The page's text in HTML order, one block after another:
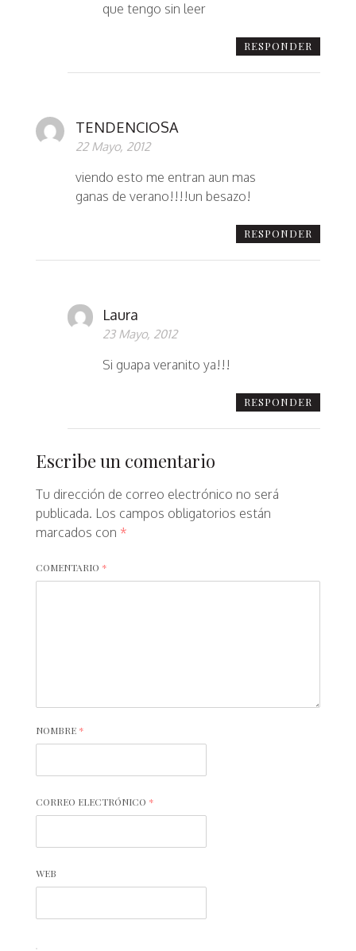
que tengo sin leer
RESPONDER
TENDENCIOSA
22 Mayo, 2012
viendo esto me entran aun mas
ganas de verano!!!!un besazo!
RESPONDER
Laura
23 Mayo, 2012
Si guapa veranito ya!!!
RESPONDER
Escribe un comentario
Tu dirección de correo electrónico no será
publicada. Los campos obligatorios están
marcados con *
COMENTARIO *
NOMBRE *
CORREO ELECTRÓNICO *
WEB